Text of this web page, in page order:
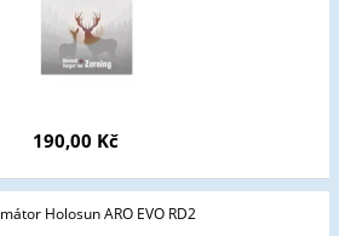
190,00 Kč
Holosun ARO EVO RD2
podmínky?
ANO NE